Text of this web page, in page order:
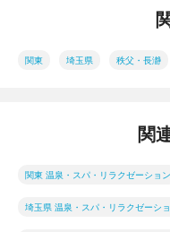
関東 埼玉県 秩父・長瀞
関
関東 温泉・スパ・リラクゼーション
埼玉県 温泉・スパ・リラクゼーシ